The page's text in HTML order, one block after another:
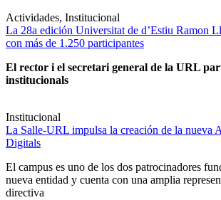
Actividades, Institucional
La 28a edición Universitat de d’Estiu Ramon
con más de 1.250 participantes
El rector i el secretari general de la URL
institucionals
Institucional
La Salle-URL impulsa la creación de la nueva
Digitals
El campus es uno de los dos patrocinadores
nueva entidad y cuenta con una amplia
directiva